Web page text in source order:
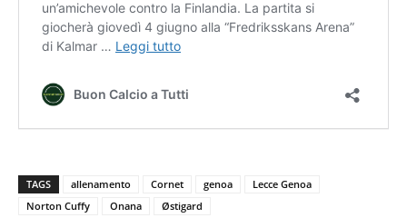
TAGS allenamento Cornet genoa
Lecce Genoa
Norton Cuffy
Onana Østigard